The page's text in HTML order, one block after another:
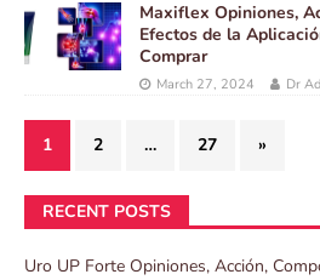
Maxiflex Opiniones,
Efectos de la
Comprar
March 27, 2024 Dr
1 2 … 27 »
RECENT POSTS
Uro UP Forte Opiniones, Acción,